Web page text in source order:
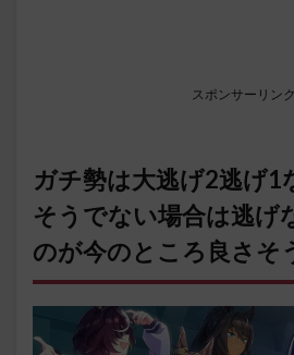
スポンサーリンク
ガチ勢は大逃げ2逃げ1
そうでない場合は逃げ
のが今のところ良さそ